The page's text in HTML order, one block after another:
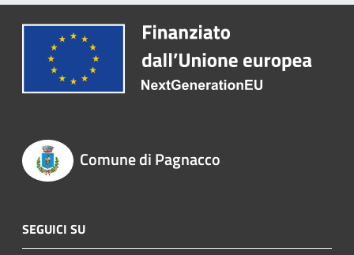
Comune di Pagnacco
SEGUICI SU